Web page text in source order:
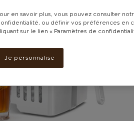
en savoir plus, vous pouvez consulter
ou définir vos préférences en
sur le lien « Paramètres de
Je personnalise